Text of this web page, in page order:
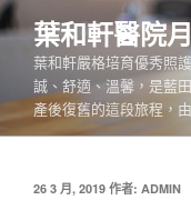
跳
至
內
葉和軒醫院
葉和軒嚴格培育優秀照
誠、舒適、溫馨，是藍
產後復舊的這段旅程，
發
26 3 月, 2019 作者: ADMIN